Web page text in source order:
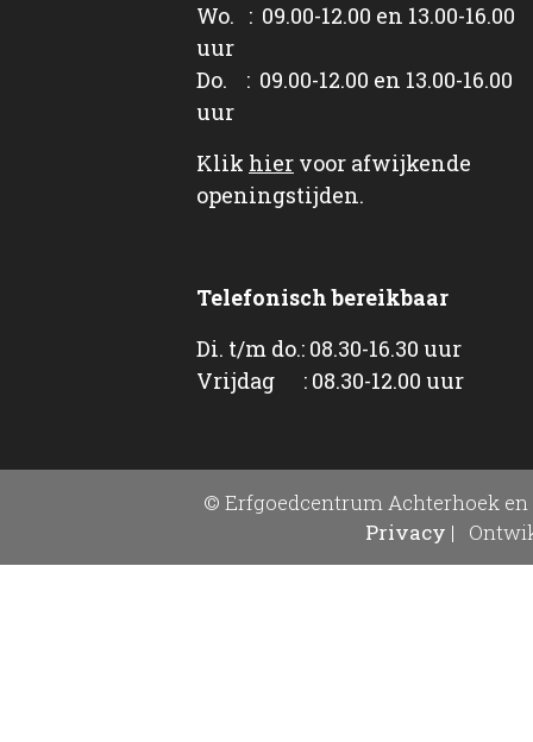
Wo. : 09.00-12.00 en 13.00-16.00
uur
Do. : 09.00-12.00 en 13.00-16.00
uur
Klik hier voor afwijkende
openingstijden.
Telefonisch bereikbaar
Di. t/m do.: 08.30-16.30 uur
Vrijdag : 08.30-12.00 uur
© Erfgoedcentrum Achterhoek en
Privacy |